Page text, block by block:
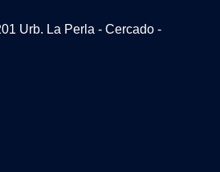
Urb. La Perla - Cercado -